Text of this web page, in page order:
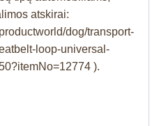
atskirai:
dog/transport-
loop-universal-
).